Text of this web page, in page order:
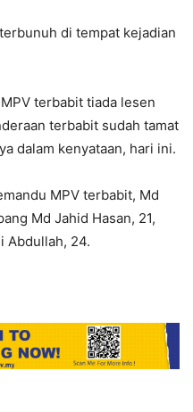
di tempat kejadian
terbabit tiada lesen
terbabit sudah tamat
dalam kenyataan, hari ini.
MPV terbabit, Md
Md Jahid Hasan, 21,
Abdullah, 24.